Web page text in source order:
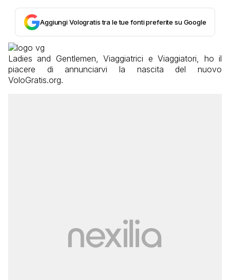
Aggiungi Vologratis tra le tue fonti preferite su Google
Ladies and Gentlemen, Viaggiatrici e Viaggiatori, ho il
piacere di annunciarvi la nascita del nuovo
VoloGratis.org.